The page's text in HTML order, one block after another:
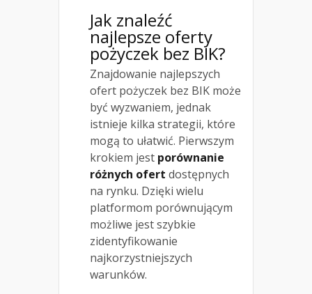
Jak znaleźć
najlepsze oferty
pożyczek bez BIK?
Znajdowanie najlepszych
ofert pożyczek bez BIK może
być wyzwaniem, jednak
istnieje kilka strategii, które
mogą to ułatwić. Pierwszym
krokiem jest porównanie
różnych ofert dostępnych
na rynku. Dzięki wielu
platformom porównującym
możliwe jest szybkie
zidentyfikowanie
najkorzystniejszych
warunków.